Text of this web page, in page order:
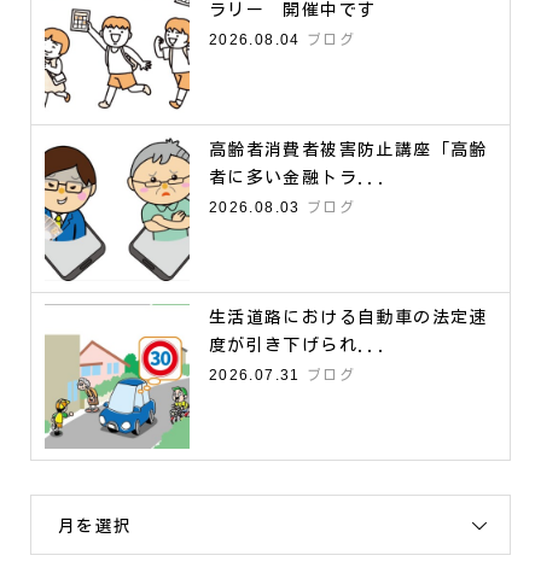
ラリー 開催中です
2026.08.04
ブログ
高齢者消費者被害防止講座「高齢
者に多い金融トラ...
2026.08.03
ブログ
生活道路における自動車の法定速
度が引き下げられ...
2026.07.31
ブログ
月を選択